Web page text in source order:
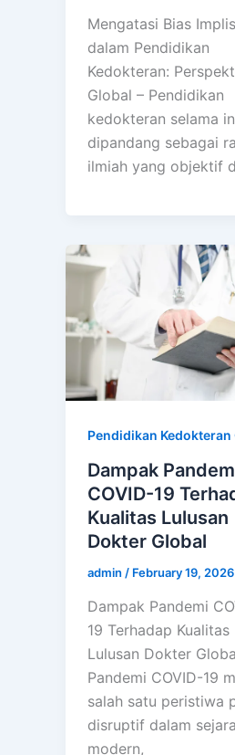
Mengatasi Bias
dalam Pendidikan
Kedokteran:
Global – Pendidikan
kedokteran selama
dipandang sebagai
ilmiah yang objektif
Pendidikan Kedokteran
Dampak
COVID-19
Kualitas Lulusan
Dokter Global
admin / February 19, 2026
Dampak Pandemi
19 Terhadap Kualitas
Lulusan Dokter
Pandemi COVID-19
salah satu peristiwa
disruptif dalam
modern,